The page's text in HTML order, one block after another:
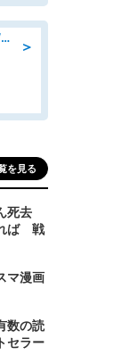
＞
組立・組付け/高収入/日払いOK/寮完備/交替制/20・30・40代活躍中
を見る
死去
ば 戦
マ漫画
数の読
セラー